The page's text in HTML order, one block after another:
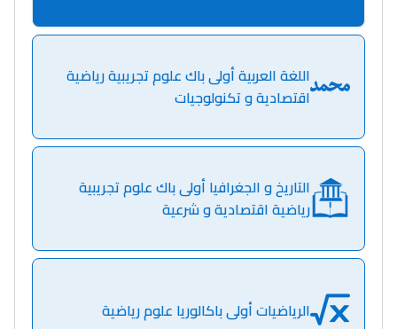
اللغة العربية أولى باك علوم تجريبية رياضية
اقتصادية و تكنولوجيات
التاريخ و الجغرافيا أولى باك علوم تجريبية
رياضية اقتصادية و شرعية
الرياضيات أولى باكالوريا علوم رياضية